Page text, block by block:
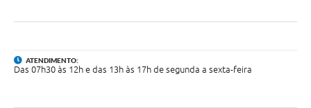
ATENDIMENTO:
Das 07h30 às 12h e das 13h às 17h de segunda a sexta-feira